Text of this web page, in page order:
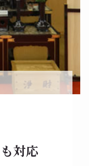
対応